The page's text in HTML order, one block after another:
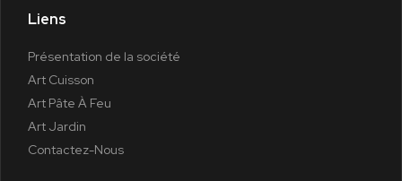
Liens
Présentation de la société
Art Cuisson
Art Pâte À Feu
Art Jardin
Contactez-Nous